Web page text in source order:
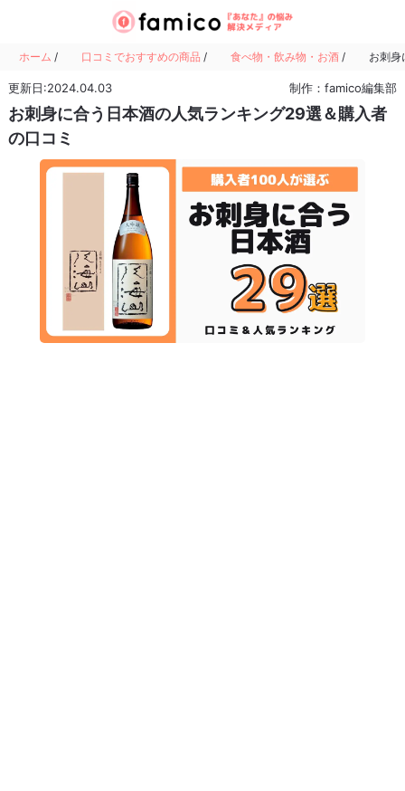
ホーム / 口コミでおすすめの商品 / 食べ物・飲み物・お酒 / お刺身
更新日:2024.04.03 制作：famico編集部
お刺身に合う日本酒の人気ランキング29選＆購入者
の口コミ